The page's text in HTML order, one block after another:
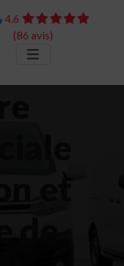
4.6
(86 avis)